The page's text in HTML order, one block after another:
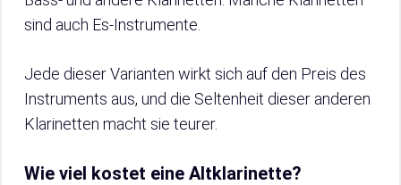
sind auch Es-Instrumente.
Jede dieser Varianten wirkt sich auf den Preis des
Instruments aus, und die Seltenheit dieser anderen
Klarinetten macht sie teurer.
Wie viel kostet eine Altklarinette?